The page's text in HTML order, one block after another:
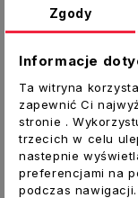
Udostępnij
Zgody
Informacje
Ta witryna
zapewnić Ci
stronie .
trzecich w celu
nastepnie
preferencjami na
podczas nawigacji.